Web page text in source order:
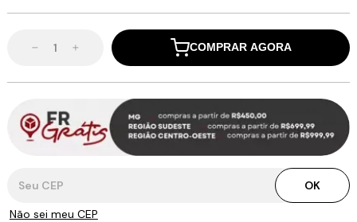
COMPRAR AGORA
OK
Não sei meu CEP